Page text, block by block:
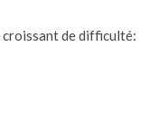
croissant de difficulté: